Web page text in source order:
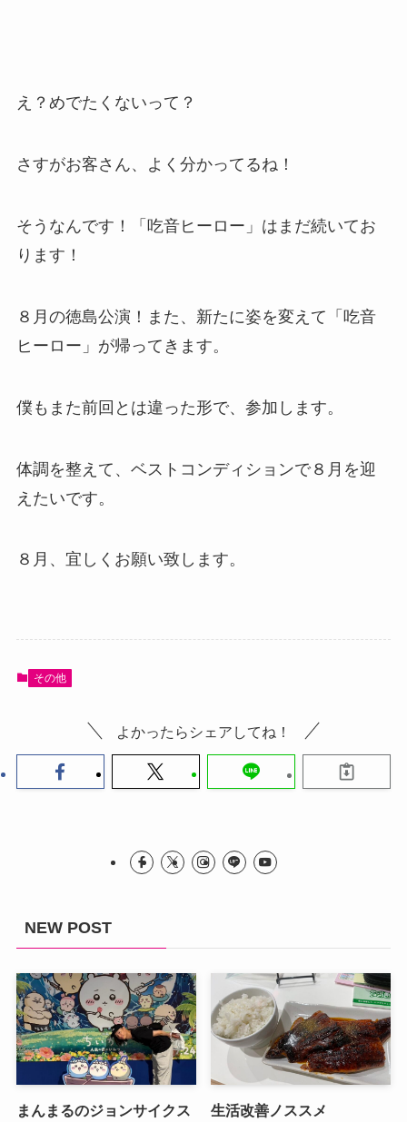
え？めでたくないって？
さすがお客さん、よく分かってるね！
そうなんです！「吃音ヒーロー」はまだ続いてお
ります！
８月の徳島公演！また、新たに姿を変えて「吃音
ヒーロー」が帰ってきます。
僕もまた前回とは違った形で、参加します。
体調を整えて、ベストコンディションで８月を迎
えたいです。
８月、宜しくお願い致します。
その他
よかったらシェアしてね！
NEW POST
まんまるのジョンサイクス
生活改善ノススメ